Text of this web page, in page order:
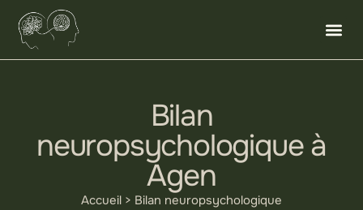
Bilan
neuropsychologique à
Agen
Accueil > Bilan neuropsychologique